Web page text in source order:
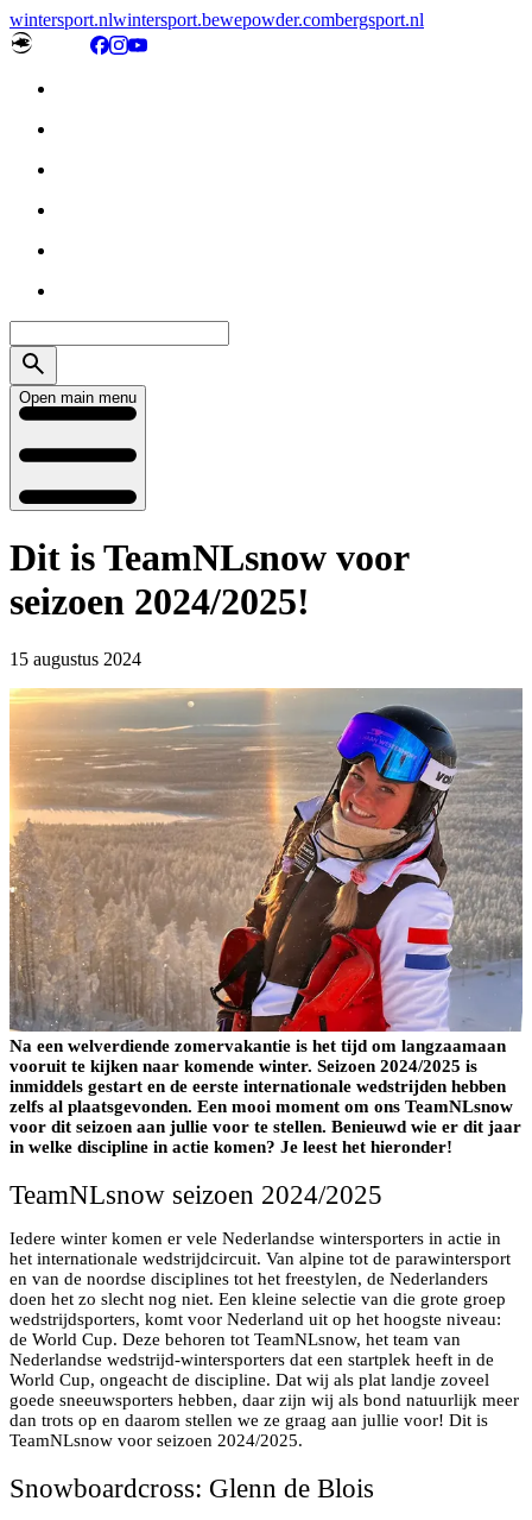
wintersport.nlwintersport.bewepowder.combergsport.nl
Open main menu
Dit is TeamNLsnow voor
seizoen 2024/2025!
15 augustus 2024
Na een welverdiende zomervakantie is het tijd om langzaamaan
vooruit te kijken naar komende winter. Seizoen 2024/2025 is
inmiddels gestart en de eerste internationale wedstrijden hebben
zelfs al plaatsgevonden. Een mooi moment om ons TeamNLsnow
voor dit seizoen aan jullie voor te stellen. Benieuwd wie er dit jaar
in welke discipline in actie komen? Je leest het hieronder!
TeamNLsnow seizoen 2024/2025
Iedere winter komen er vele Nederlandse wintersporters in actie in
het internationale wedstrijdcircuit. Van alpine tot de parawintersport
en van de noordse disciplines tot het freestylen, de Nederlanders
doen het zo slecht nog niet. Een kleine selectie van die grote groep
wedstrijdsporters, komt voor Nederland uit op het hoogste niveau:
de World Cup. Deze behoren tot TeamNLsnow, het team van
Nederlandse wedstrijd-wintersporters dat een startplek heeft in de
World Cup, ongeacht de discipline. Dat wij als plat landje zoveel
goede sneeuwsporters hebben, daar zijn wij als bond natuurlijk meer
dan trots op en daarom stellen we ze graag aan jullie voor! Dit is
TeamNLsnow voor seizoen 2024/2025.
Snowboardcross: Glenn de Blois